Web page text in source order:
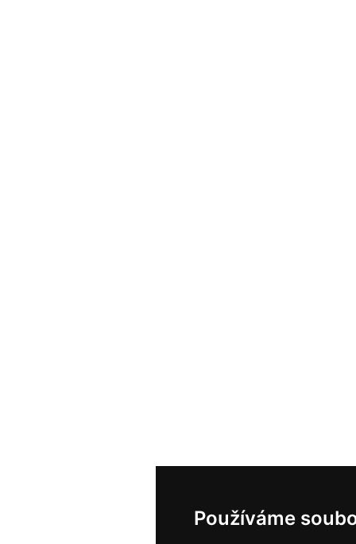
Používáme